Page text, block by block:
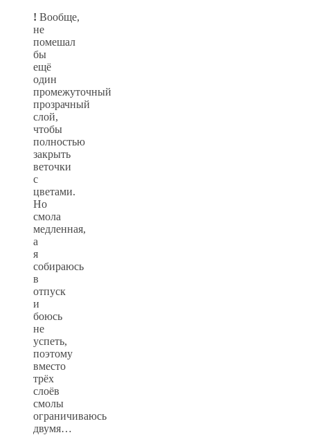
! Вообще,
не
помешал
бы
ещё
один
промежуточный
прозрачный
слой,
чтобы
полностью
закрыть
веточки
с
цветами.
Но
смола
медленная,
а
я
собираюсь
в
отпуск
и
боюсь
не
успеть,
поэтому
вместо
трёх
слоёв
смолы
ограничиваюсь
двумя…